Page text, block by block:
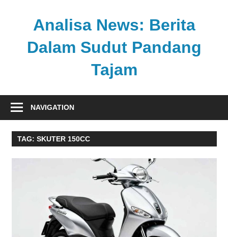
Analisa News: Berita
Dalam Sudut Pandang
Tajam
kritis
akurat
dari
NAVIGATION
TAG: SKUTER 150CC